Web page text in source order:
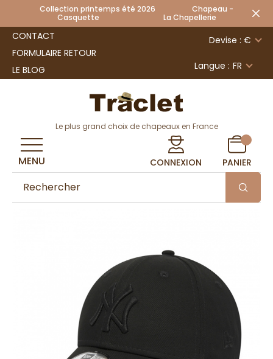
Collection printemps été 2026 Chapeau -
Casquette La Chapellerie
CONTACT
FORMULAIRE RETOUR
LE BLOG
Devise : €
Langue : FR
Le plus grand choix de chapeaux en France
CONNEXION PANIER
MENU